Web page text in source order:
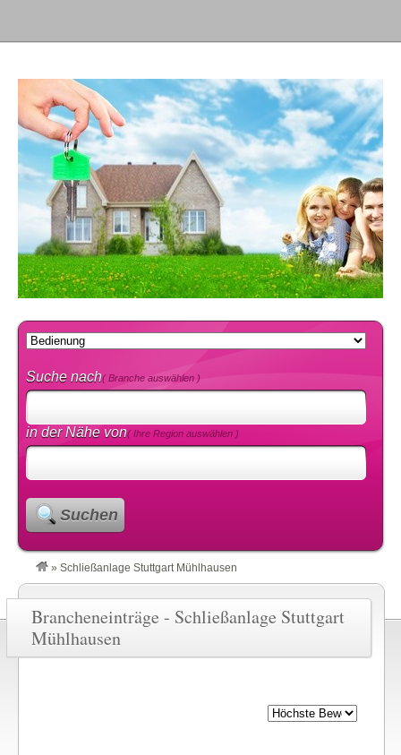
Suche nach( Branche auswählen )
in der Nähe von( Ihre Region auswählen )
Suchen
» Schließanlage Stuttgart Mühlhausen
Brancheneinträge - Schließanlage Stuttgart
Mühlhausen